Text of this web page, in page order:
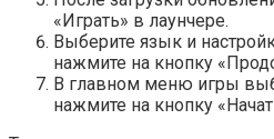
«Играть» в лаунчере.
Выберите язык и
нажмите на кнопку
В главном меню игры
нажмите на кнопку